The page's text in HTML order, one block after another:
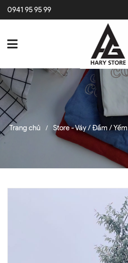
0941 95 95 99
Trang chủ / Store - Váy / Đầm / Yếm